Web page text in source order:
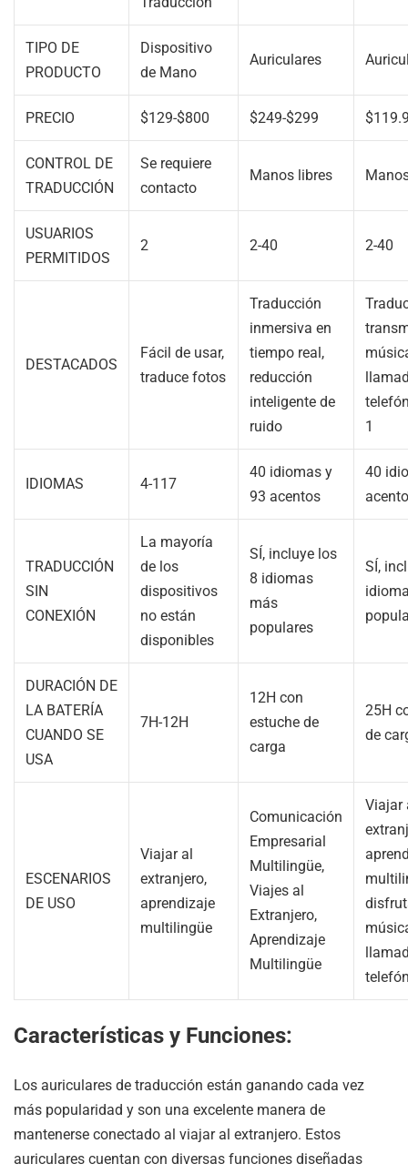
TIPO DE
PRODUCTO
Dispositivo
de Mano
Auriculares
PRECIO $129-$800 $249-$299
CONTROL DE
TRADUCCIÓN
Se requiere
contacto
Manos libres
USUARIOS
PERMITIDOS
2 2-40 2-40
DESTACADOS
Fácil de usar,
traduce fotos
Traducción
inmersiva en
tiempo real,
reducción
inteligente de
ruido
1
IDIOMAS 4-117
40 idiomas y
93 acentos
40
TRADUCCIÓN
SIN
CONEXIÓN
La mayoría
de los
dispositivos
no están
disponibles
SÍ, incluye los
8 idiomas
más
populares
SÍ,
DURACIÓN DE
LA BATERÍA
CUANDO SE
USA
7H-12H
12H con
estuche de
carga
25H
de
ESCENARIOS
DE USO
Viajar al
extranjero,
aprendizaje
multilingüe
Comunicación
Empresarial
Multilingüe,
Viajes al
Extranjero,
Aprendizaje
Multilingüe
Viajar
Características y Funciones:
Los auriculares de traducción están ganando cada vez
más popularidad y son una excelente manera de
mantenerse conectado al viajar al extranjero. Estos
auriculares cuentan con diversas funciones diseñadas